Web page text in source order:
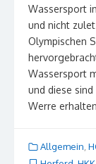
Wassersport
und nicht
Olympischen
Wassersport
und diese
Werre
Allgemein,